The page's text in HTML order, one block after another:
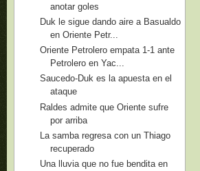
anotar goles
Duk le sigue dando aire a Basualdo
en Oriente Petr...
Oriente Petrolero empata 1-1 ante
Petrolero en Yac...
Saucedo-Duk es la apuesta en el
ataque
Raldes admite que Oriente sufre
por arriba
La samba regresa con un Thiago
recuperado
Una lluvia que no fue bendita en